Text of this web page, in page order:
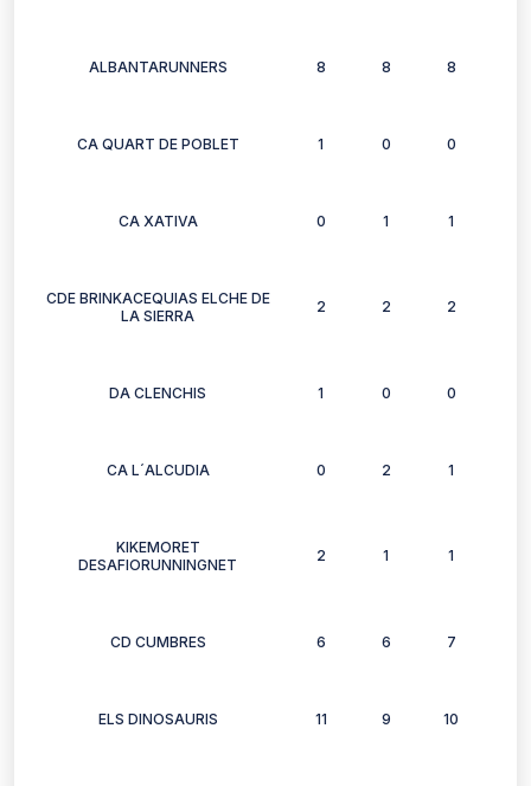
ALBANTARUNNERS 8 8 8
CA QUART DE POBLET 1 0 0
CA XATIVA 0 1 1
CDE BRINKACEQUIAS ELCHE DE
LA SIERRA
2 2 2
DA CLENCHIS 1 0 0
CA L´ALCUDIA 0 2 1
KIKEMORET
DESAFIORUNNINGNET
2 1 1
CD CUMBRES 6 6 7
ELS DINOSAURIS 11 9 10